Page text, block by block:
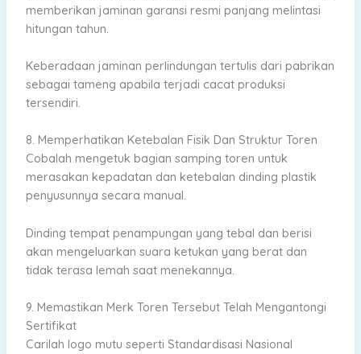
memberikan jaminan garansi resmi panjang melintasi
hitungan tahun.
Keberadaan jaminan perlindungan tertulis dari pabrikan
sebagai tameng apabila terjadi cacat produksi
tersendiri.
8. Memperhatikan Ketebalan Fisik Dan Struktur Toren
Cobalah mengetuk bagian samping toren untuk
merasakan kepadatan dan ketebalan dinding plastik
penyusunnya secara manual.
Dinding tempat penampungan yang tebal dan berisi
akan mengeluarkan suara ketukan yang berat dan
tidak terasa lemah saat menekannya.
9. Memastikan Merk Toren Tersebut Telah Mengantongi
Sertifikat
Carilah logo mutu seperti Standardisasi Nasional